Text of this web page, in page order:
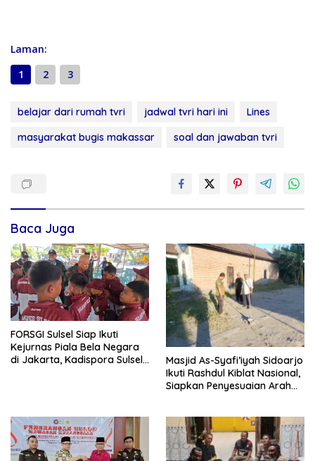
Laman:
1
2 3
belajar dari rumah tvri jadwal tvri hari ini
Lines
masyarakat bugis makassar
soal dan jawaban tvri
Baca Juga
FORSGI Sulsel Siap Ikuti
Kejurnas Piala Bela Negara
di Jakarta, Kadispora Sulsel
Masjid As-Syafi’iyah Sidoarjo
Ikuti Rashdul Kiblat Nasional,
Siapkan Penyesuaian Arah